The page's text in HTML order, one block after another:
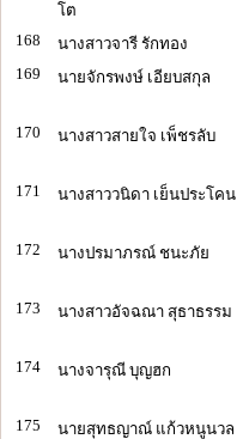
โต
168 นางสาวจารี รักทอง
169
นายจักรพงษ์ เอียบสกุล
170 นางสาวสายใจ เพ็ชรลับ
171
นางสาววนิดา เย็นประโคน
172 นางปรมาภรณ์ ชนะภัย
173 นางสาวอัจฉณา สุธาธรรม
174 นางจารุณี บุญฮก
175 นายสุทธญาณ์ แก้วหนูนวล